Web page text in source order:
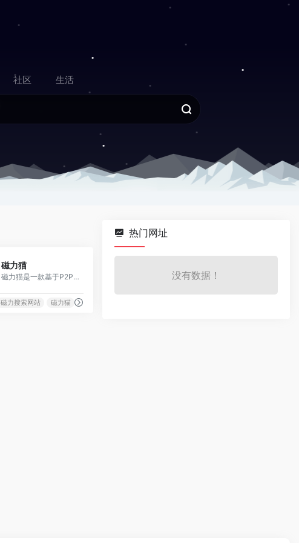
社区 生活
磁力猫
磁力猫是一款基于P2P技术的磁力链接搜索引擎。它整合了全网范围内的磁力链接资源，为用户提供了一个统一的搜索平台。
磁力搜索网站 磁力猫 磁力链接搜索
热门网址
没有数据！